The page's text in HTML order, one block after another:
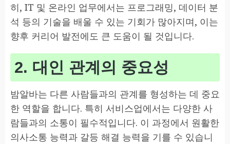
히, IT 및 온라인 업무에서는 프로그래밍, 데이터 분
석 등의 기술을 배울 수 있는 기회가 많아지며, 이는
향후 커리어 발전에도 큰 도움이 될 것입니다.
2. 대인 관계의 중요성
밤알바는 다른 사람들과의 관계를 형성하는 데 중요
한 역할을 합니다. 특히 서비스업에서는 다양한 사
람들과의 소통이 필수적입니다. 이 과정에서 원활한
의사소통 능력과 갈등 해결 능력을 기를 수 있습니